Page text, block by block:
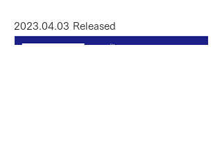
2023.04.03 Released